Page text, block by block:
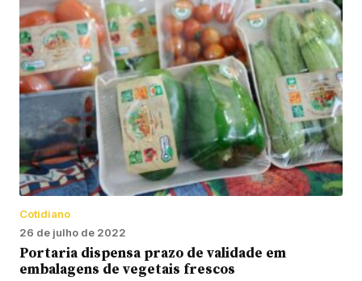
Cotidiano
26 de julho de 2022
Portaria dispensa prazo de validade em
embalagens de vegetais frescos